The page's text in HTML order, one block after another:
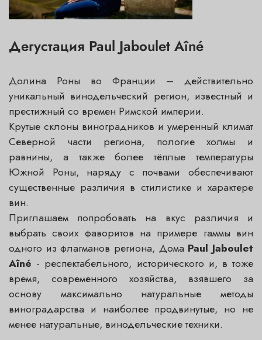
Дегустация Paul Jaboulet Aîné
Долина Роны во Франции – действительно
уникальный винодельческий регион, известный и
престижный со времен Римской империи.
Крутые склоны виноградников и умеренный климат
Северной части региона, пологие холмы и
равнины, а также более тёплые температуры
Южной Роны, наряду с почвами обеспечивают
существенные различия в стилистике и характере
вин.
Приглашаем попробовать на вкус различия и
выбрать своих фаворитов на примере гаммы вин
одного из флагманов региона, Дома Paul Jaboulet
Aîné - респектабельного, исторического и, в тоже
время, современного хозяйства, взявшего за
основу максимально натуральные методы
виноградарства и наиболее продвинутые, но не
менее натуральные, винодельческие техники.